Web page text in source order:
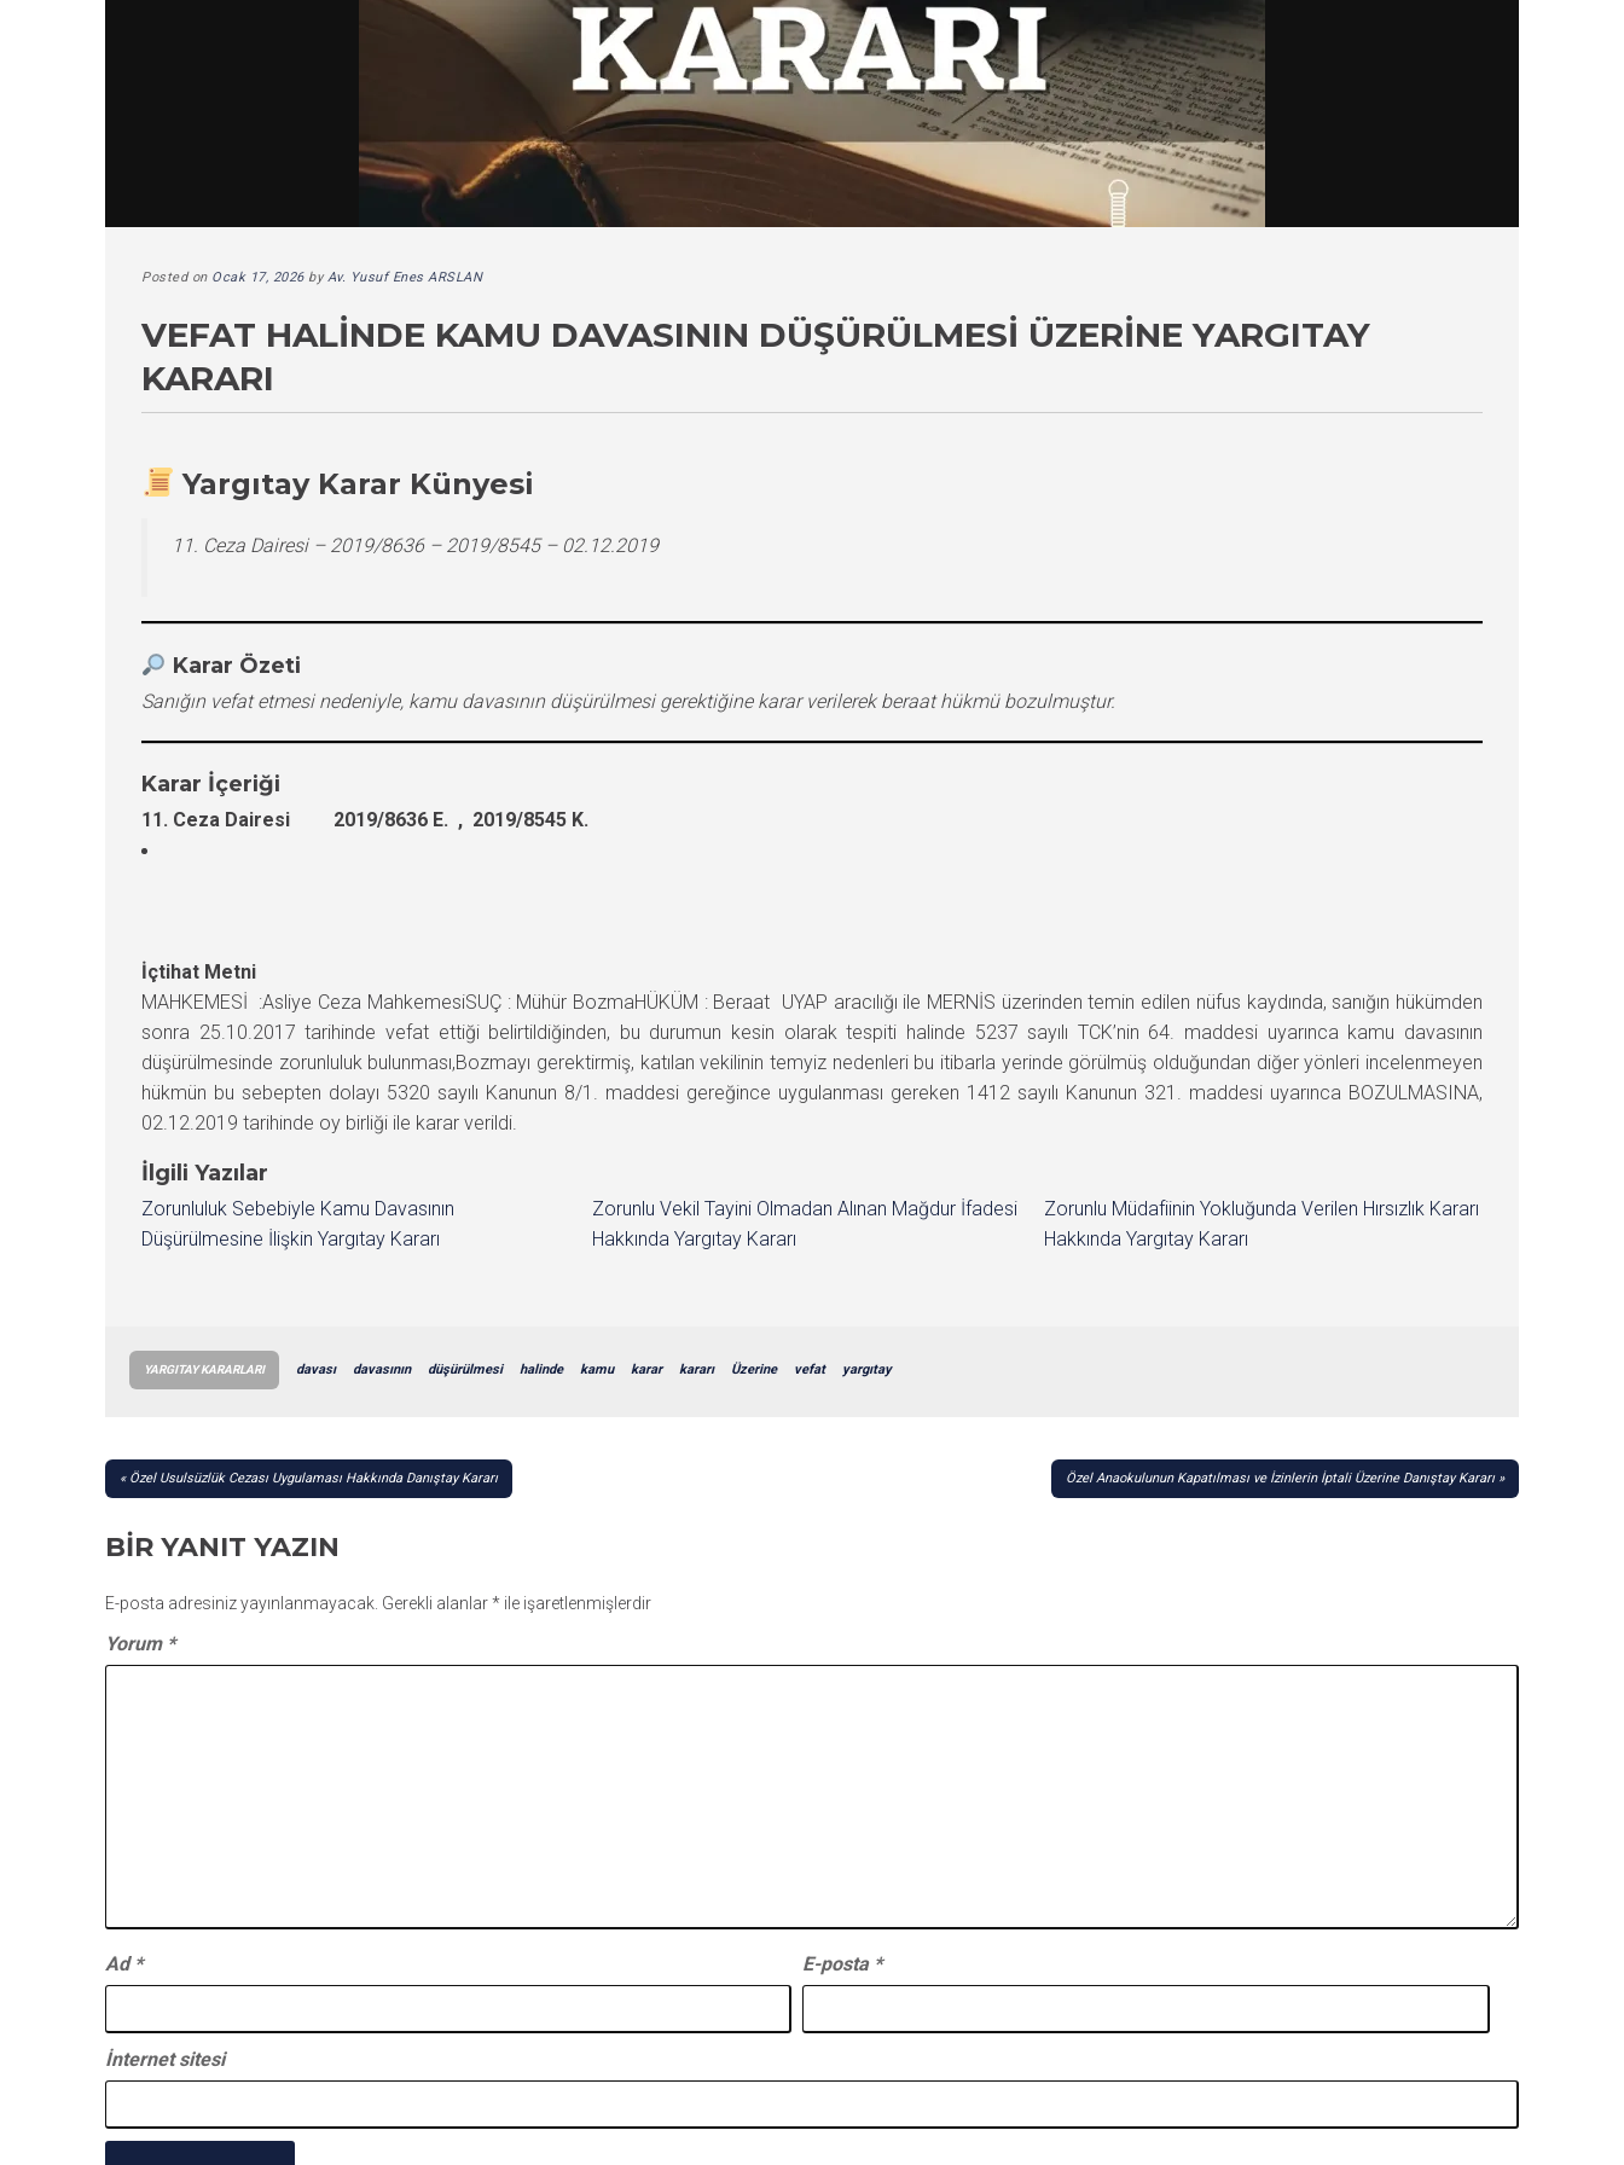
Posted on Ocak 17, 2026byAv. Yusuf Enes ARSLAN
VEFAT HALINDE KAMU DAVASININ DÜŞÜRÜLMESI ÜZERINE YARGITAY
KARARI
Yargıtay Karar Künyesi
11. Ceza Dairesi – 2019/8636 – 2019/8545 – 02.12.2019
Karar Özeti
Sanığın vefat etmesi nedeniyle, kamu davasının düşürülmesi gerektiğine karar verilerek beraat hükmü bozulmuştur.
Karar İçeriği
11. Ceza Dairesi 2019/8636 E. , 2019/8545 K.
İçtihat Metni
MAHKEMESİ :Asliye Ceza MahkemesiSUÇ : Mühür BozmaHÜKÜM : Beraat UYAP aracılığı ile MERNİS üzerinden temin edilen nüfus kaydında, sanığın hükümden
sonra 25.10.2017 tarihinde vefat ettiği belirtildiğinden, bu durumun kesin olarak tespiti halinde 5237 sayılı TCK’nin 64. maddesi uyarınca kamu davasının
düşürülmesinde zorunluluk bulunması,Bozmayı gerektirmiş, katılan vekilinin temyiz nedenleri bu itibarla yerinde görülmüş olduğundan diğer yönleri incelenmeyen
hükmün bu sebepten dolayı 5320 sayılı Kanunun 8/1. maddesi gereğince uygulanması gereken 1412 sayılı Kanunun 321. maddesi uyarınca BOZULMASINA,
02.12.2019 tarihinde oy birliği ile karar verildi.
İlgili Yazılar
Zorunluluk Sebebiyle Kamu Davasının
Düşürülmesine İlişkin Yargıtay Kararı
Zorunlu Vekil Tayini Olmadan Alınan Mağdur İfadesi
Hakkında Yargıtay Kararı
Zorunlu Müdafiinin Yokluğunda Verilen Hırsızlık Kararı
Hakkında Yargıtay Kararı
YARGITAY KARARLARI davası davasının düşürülmesi halinde kamu karar kararı Üzerine vefat yargıtay
YAZI
Özel Usulsüzlük Cezası Uygulaması Hakkında Danıştay Kararı Özel Anaokulunun Kapatılması ve İzinlerin İptali Üzerine Danıştay Kararı
BIR YANIT YAZIN
E-posta adresiniz yayınlanmayacak. Gerekli alanlar* ile işaretlenmişlerdir
Yorum *
Ad * E-posta *
İnternet sitesi